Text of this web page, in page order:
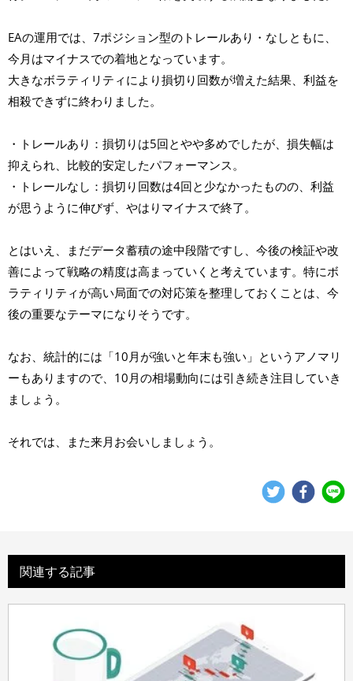
EAの運用では、7ポジション型のトレールあり・なしともに、
今月はマイナスでの着地となっています。
大きなボラティリティにより損切り回数が増えた結果、利益を
相殺できずに終わりました。
・トレールあり：損切りは5回とやや多めでしたが、損失幅は
抑えられ、比較的安定したパフォーマンス。
・トレールなし：損切り回数は4回と少なかったものの、利益
が思うように伸びず、やはりマイナスで終了。
とはいえ、まだデータ蓄積の途中段階ですし、今後の検証や改
善によって戦略の精度は高まっていくと考えています。特にボ
ラティリティが高い局面での対応策を整理しておくことは、今
後の重要なテーマになりそうです。
なお、統計的には「10月が強いと年末も強い」というアノマリ
ーもありますので、10月の相場動向には引き続き注目していき
ましょう。
それでは、また来月お会いしましょう。
関連する記事